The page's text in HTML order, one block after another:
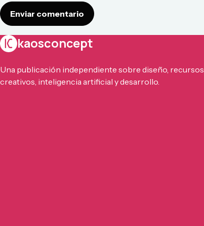
Enviar comentario
kaosconcept
Una publicación independiente sobre diseño, recursos
creativos, inteligencia artificial y desarrollo.